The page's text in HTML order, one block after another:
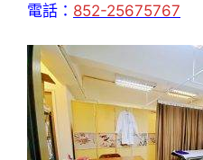
電話： 852-25675767